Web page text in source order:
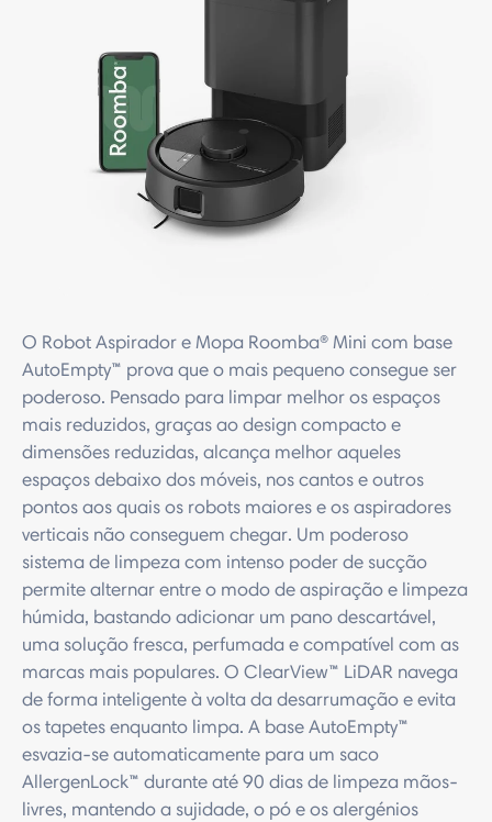
O Robot Aspirador e Mopa Roomba® Mini com base
AutoEmpty™ prova que o mais pequeno consegue ser
poderoso. Pensado para limpar melhor os espaços
mais reduzidos, graças ao design compacto e
dimensões reduzidas, alcança melhor aqueles
espaços debaixo dos móveis, nos cantos e outros
pontos aos quais os robots maiores e os aspiradores
verticais não conseguem chegar. Um poderoso
sistema de limpeza com intenso poder de sucção
permite alternar entre o modo de aspiração e limpeza
húmida, bastando adicionar um pano descartável,
uma solução fresca, perfumada e compatível com as
marcas mais populares. O ClearView™ LiDAR navega
de forma inteligente à volta da desarrumação e evita
os tapetes enquanto limpa. A base AutoEmpty™
esvazia-se automaticamente para um saco
AllergenLock™ durante até 90 dias de limpeza mãos-
livres, mantendo a sujidade, o pó e os alergénios